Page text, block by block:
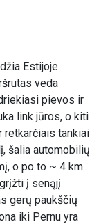
Estijoje.
veda
pievos ir
link jūros, o kiti
retkarčiais tankiai
šalia automobilių
o po to ~ 4 km
į senąjį
gerų paukščių
iki Pernu yra